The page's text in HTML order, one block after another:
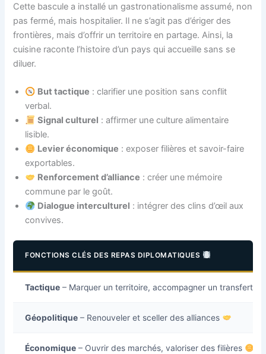
Cette bascule a installé un gastronationalisme assumé, non
pas fermé, mais hospitalier. Il ne s’agit pas d’ériger des
frontières, mais d’offrir un territoire en partage. Ainsi, la
cuisine raconte l’histoire d’un pays qui accueille sans se
diluer.
But tactique : clarifier une position sans conflit
verbal.
Signal culturel : affirmer une culture alimentaire
lisible.
Levier économique : exposer filières et savoir-faire
exportables.
Renforcement d’alliance : créer une mémoire
commune par le goût.
Dialogue interculturel : intégrer des clins d’œil aux
convives.
FONCTIONS CLÉS DES REPAS DIPLOMATIQUES
Tactique – Marquer un territoire, accompagner un transfert
Géopolitique – Renouveler et sceller des alliances
Économique – Ouvrir des marchés, valoriser des filières